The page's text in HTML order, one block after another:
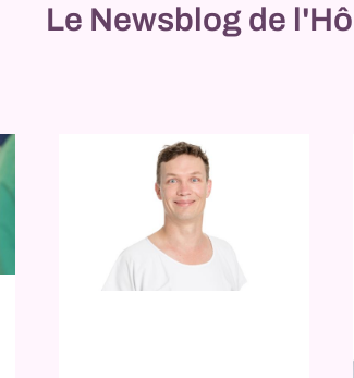
Le Newsblog de